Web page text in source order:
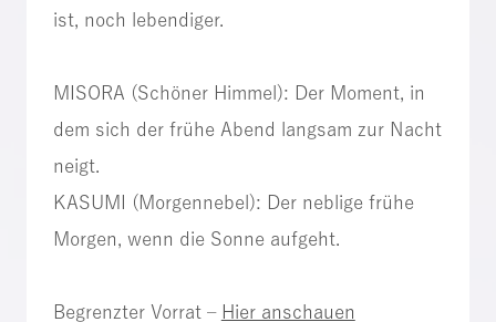
ist, noch lebendiger.
MISORA (Schöner Himmel): Der Moment, in
dem sich der frühe Abend langsam zur Nacht
neigt.
KASUMI (Morgennebel): Der neblige frühe
Morgen, wenn die Sonne aufgeht.
Begrenzter Vorrat – Hier anschauen